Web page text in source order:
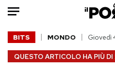
HOME
QUESTO ARTICOLO HA PIÙ DI
BITS MONDO Giovedì